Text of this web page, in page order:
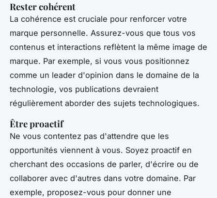
Rester cohérent
La cohérence est cruciale pour renforcer votre
marque personnelle. Assurez-vous que tous vos
contenus et interactions reflètent la même image de
marque. Par exemple, si vous vous positionnez
comme un leader d'opinion dans le domaine de la
technologie, vos publications devraient
régulièrement aborder des sujets technologiques.
Être proactif
Ne vous contentez pas d'attendre que les
opportunités viennent à vous. Soyez proactif en
cherchant des occasions de parler, d'écrire ou de
collaborer avec d'autres dans votre domaine. Par
exemple, proposez-vous pour donner une